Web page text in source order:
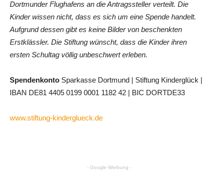
Dortmunder Flughafens an die Antragssteller verteilt. Die
Kinder wissen nicht, dass es sich um eine Spende handelt.
Aufgrund dessen gibt es keine Bilder von beschenkten
Erstklässler. Die Stiftung wünscht, dass die Kinder ihren
ersten Schultag völlig unbeschwert erleben.
Spendenkonto Sparkasse Dortmund | Stiftung Kinderglück |
IBAN DE81 4405 0199 0001 1182 42 | BIC DORTDE33
www.stiftung-kinderglueck.de
- Google Werbung -